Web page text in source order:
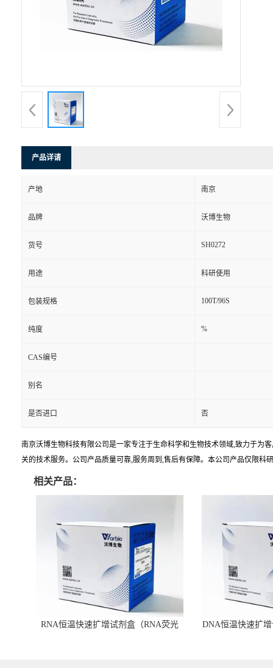
产品详请
产地 南京
品牌 沃博生物
货号 SH0272
用途 科研使用
包装规格 100T/96S
纯度 %
CAS编号
别名
是否进口 否
南京沃博生物科技有限公司是一家专注于生命科学和生物技术领域,致力于为
关的技术服务。公司产品质量可靠,服务周到,售后有保障。本公司产品仅限科
相关产品：
RNA恒温快速扩增试剂盒（RNA荧光
DNA恒温快速扩